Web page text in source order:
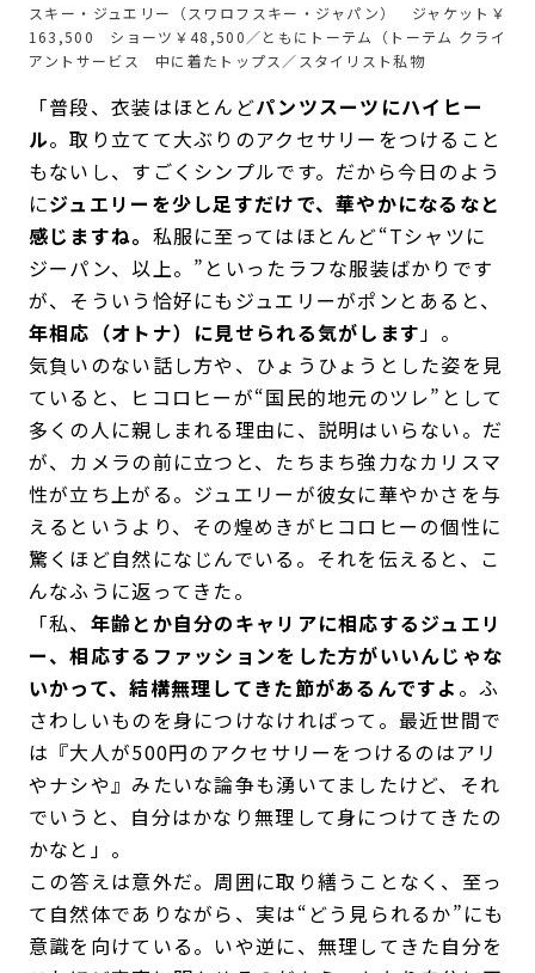
スキー・ジュエリー（スワロフスキー・ジャパン） ジャケット￥
163,500 ショーツ￥48,500／ともにトーテム（トーテム クライ
アントサービス 中に着たトップス／スタイリスト私物
「普段、衣装はほとんどパンツスーツにハイヒー
ル。取り立てて大ぶりのアクセサリーをつけること
もないし、すごくシンプルです。だから今日のよう
にジュエリーを少し足すだけで、華やかになるなと
感じますね。 私服に至ってはほとんど“Tシャツに
ジーパン、以上。”といったラフな服装ばかりです
が、そういう恰好にもジュエリーがポンとあると、
年相応（オトナ）に見せられる気がします 」。
気負いのない話し方や、ひょうひょうとした姿を見
ていると、ヒコロヒーが“国民的地元のツレ”として
多くの人に親しまれる理由に、説明はいらない。だ
が、カメラの前に立つと、たちまち強力なカリスマ
性が立ち上がる。ジュエリーが彼女に華やかさを与
えるというより、その煌めきがヒコロヒーの個性に
驚くほど自然になじんでいる。それを伝えると、こ
んなふうに返ってきた。
「私、 年齢とか自分のキャリアに相応するジュエリ
ー、相応するファッションをした方がいいんじゃな
いかって、結構無理してきた節があるんですよ 。ふ
さわしいものを身につけなければって。最近世間で
は『大人が500円のアクセサリーをつけるのはアリ
やナシや』みたいな論争も湧いてましたけど、それ
でいうと、自分はかなり無理して身につけてきたの
かなと」。
この答えは意外だ。周囲に取り繕うことなく、至っ
て自然体でありながら、実は“どう見られるか”にも
意識を向けている。いや逆に、無理してきた自分を